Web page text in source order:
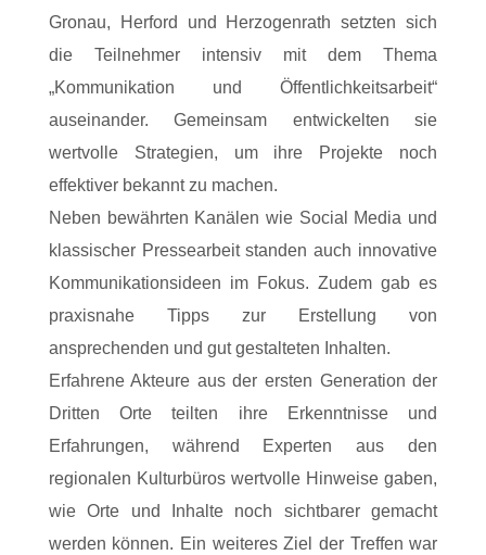
Gronau, Herford und Herzogenrath setzten sich
die Teilnehmer intensiv mit dem Thema
„Kommunikation und Öffentlichkeitsarbeit“
auseinander. Gemeinsam entwickelten sie
wertvolle Strategien, um ihre Projekte noch
effektiver bekannt zu machen.
Neben bewährten Kanälen wie Social Media und
klassischer Pressearbeit standen auch innovative
Kommunikationsideen im Fokus. Zudem gab es
praxisnahe Tipps zur Erstellung von
ansprechenden und gut gestalteten Inhalten.
Erfahrene Akteure aus der ersten Generation der
Dritten Orte teilten ihre Erkenntnisse und
Erfahrungen, während Experten aus den
regionalen Kulturbüros wertvolle Hinweise gaben,
wie Orte und Inhalte noch sichtbarer gemacht
werden können. Ein weiteres Ziel der Treffen war